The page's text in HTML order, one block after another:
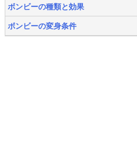
ボンビーの種類と効果
ボンビーの変身条件